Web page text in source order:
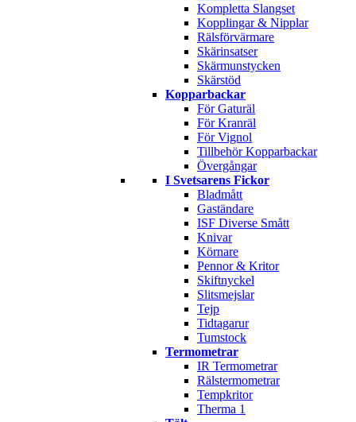
Kompletta Slangset
Kopplingar & Nipplar
Rälsförvärmare
Skärinsatser
Skärmunstycken
Skärstöd
Kopparbackar
För Gaturäl
För Kranräl
För Vignol
Tillbehör Kopparbackar
Övergångar
I Svetsarens Fickor
Bladmått
Gaständare
ISF Diverse Smått
Knivar
Körnare
Pennor & Kritor
Skiftnyckel
Slitsmejslar
Tejp
Tidtagarur
Tumstock
Termometrar
IR Termometrar
Rälstermometrar
Tempkritor
Therma 1